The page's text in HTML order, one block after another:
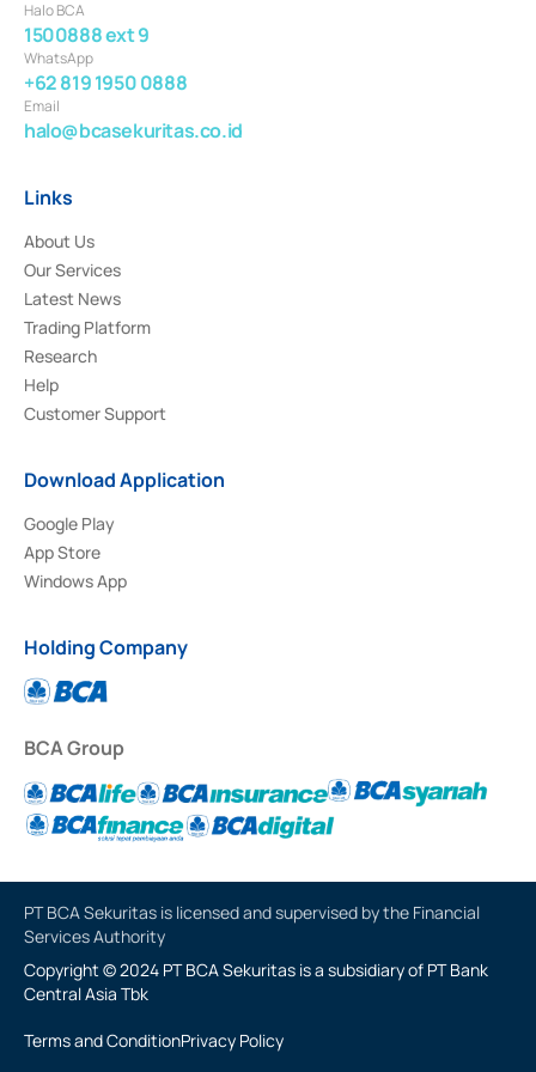
Halo BCA
1500888 ext 9
WhatsApp
+62 819 1950 0888
Email
halo@bcasekuritas.co.id
Links
About Us
Our Services
Latest News
Trading Platform
Research
Help
Customer Support
Download Application
Google Play
App Store
Windows App
Holding Company
BCA Group
PT BCA Sekuritas is licensed and supervised by the Financial
Services Authority
Copyright © 2024 PT BCA Sekuritas is a subsidiary of PT Bank
Central Asia Tbk
Terms and ConditionPrivacy Policy